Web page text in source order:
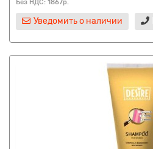
Без НДС: 1867р.
Уведомить о наличии